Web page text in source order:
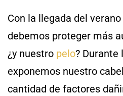
Con la llegada del
debemos proteger más
¿y nuestro pelo? Durante
exponemos nuestro
cantidad de factores